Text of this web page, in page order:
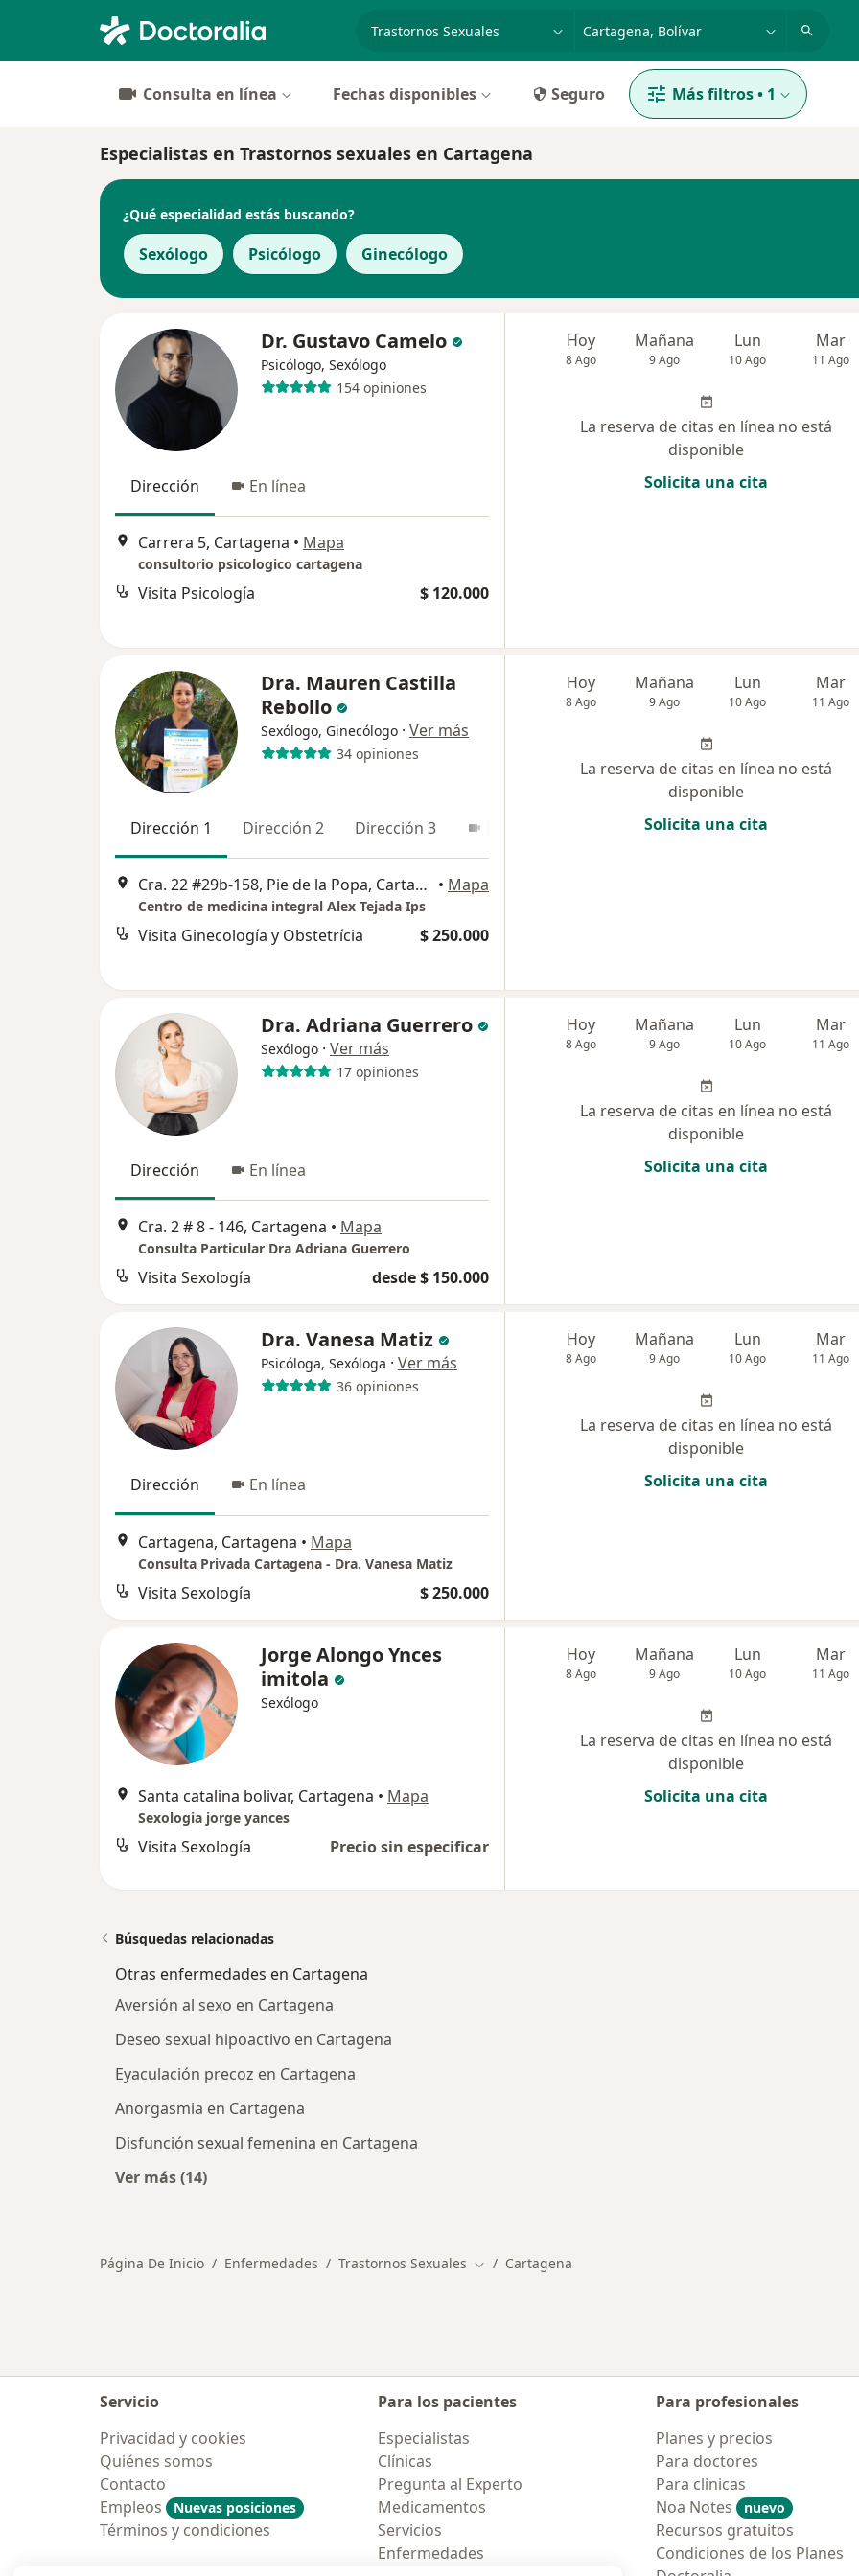
Consulta en línea Fechas disponibles Seguro Más filtros• 1
Especialistas en Trastornos sexuales en Cartagena
¿Qué especialidad estás buscando?
Sexólogo Psicólogo Ginecólogo
Dr. Gustavo Camelo
Psicólogo, Sexólogo
154 opiniones
Dirección En línea
Carrera 5, Cartagena • Mapa
consultorio psicologico cartagena
Visita Psicología $ 120.000
Hoy
8 Ago
Mañana
9 Ago
Lun
10 Ago
Mar
11 Ago
La reserva de citas en línea no está
disponible
Solicita una cita
Dra. Mauren Castilla
Rebollo
Sexólogo, Ginecólogo · Ver más
34 opiniones
Dirección 1 Dirección 2 Dirección 3
Cra. 22 #29b-158, Pie de la Popa, Cartagena de Indias, Provincia de Cartagena, Bolívar, Cartagena • Mapa
Centro de medicina integral Alex Tejada Ips
Visita Ginecología y Obstetrícia $ 250.000
Hoy
8 Ago
Mañana
9 Ago
Lun
10 Ago
Mar
11 Ago
La reserva de citas en línea no está
disponible
Solicita una cita
Dra. Adriana Guerrero
Sexólogo · Ver más
17 opiniones
Dirección En línea
Cra. 2 # 8 - 146, Cartagena • Mapa
Consulta Particular Dra Adriana Guerrero
Visita Sexología desde $ 150.000
Hoy
8 Ago
Mañana
9 Ago
Lun
10 Ago
Mar
11 Ago
La reserva de citas en línea no está
disponible
Solicita una cita
Dra. Vanesa Matiz
Psicóloga, Sexóloga · Ver más
36 opiniones
Dirección En línea
Cartagena, Cartagena • Mapa
Consulta Privada Cartagena - Dra. Vanesa Matiz
Visita Sexología $ 250.000
Hoy
8 Ago
Mañana
9 Ago
Lun
10 Ago
Mar
11 Ago
La reserva de citas en línea no está
disponible
Solicita una cita
Jorge Alongo Ynces
imitola
Sexólogo
Santa catalina bolivar, Cartagena • Mapa
Sexologia jorge yances
Visita Sexología Precio sin especificar
Hoy
8 Ago
Mañana
9 Ago
Lun
10 Ago
Mar
11 Ago
La reserva de citas en línea no está
disponible
Solicita una cita
Búsquedas relacionadas
Otras enfermedades en Cartagena
Aversión al sexo en Cartagena
Deseo sexual hipoactivo en Cartagena
Eyaculación precoz en Cartagena
Anorgasmia en Cartagena
Disfunción sexual femenina en Cartagena
Ver más (14)
Página De Inicio Enfermedades Trastornos Sexuales Cambiar de ciudad
Cartagena
Servicio
Privacidad y cookies
Quiénes somos
Contacto
Empleos
Nuevas posiciones
Términos y condiciones
Para los pacientes
Especialistas
Clínicas
Pregunta al Experto
Medicamentos
Servicios
Enfermedades
Para profesionales
Planes y precios
Para doctores
Para clinicas
Noa Notes
nuevo
Recursos gratuitos
Condiciones de los Planes